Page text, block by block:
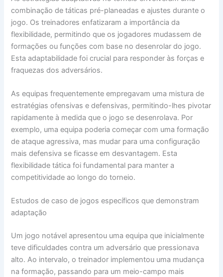
combinação de táticas pré-planeadas e ajustes durante o
jogo. Os treinadores enfatizaram a importância da
flexibilidade, permitindo que os jogadores mudassem de
formações ou funções com base no desenrolar do jogo.
Esta adaptabilidade foi crucial para responder às forças e
fraquezas dos adversários.
As equipas frequentemente empregavam uma mistura de
estratégias ofensivas e defensivas, permitindo-lhes pivotar
rapidamente à medida que o jogo se desenrolava. Por
exemplo, uma equipa poderia começar com uma formação
de ataque agressiva, mas mudar para uma configuração
mais defensiva se ficasse em desvantagem. Esta
flexibilidade tática foi fundamental para manter a
competitividade ao longo do torneio.
Estudos de caso de jogos específicos que demonstram
adaptação
Um jogo notável apresentou uma equipa que inicialmente
teve dificuldades contra um adversário que pressionava
alto. Ao intervalo, o treinador implementou uma mudança
na formação, passando para um meio-campo mais